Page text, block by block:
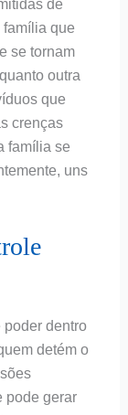
de
família que
se tornam
outra
que
crenças
família se
uns
poder dentro
detém o
pode gerar